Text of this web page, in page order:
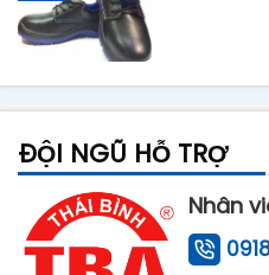
ĐỘI NGŨ HỖ TRỢ
Nhân